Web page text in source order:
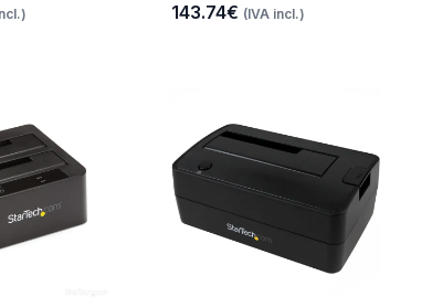
143.74€ (IVA incl.)